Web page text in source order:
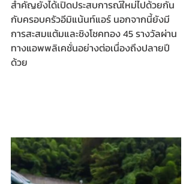
สำคัญยังได้เปิดประสบการณ์ใหม่ไปด้วยกัน
กับครอบครัวอีมิแน้นท์แอร์ นอกจากนี้ยังมี
การสะสมแต้มและชิงโชคทอง 45 รางวัลผ่าน
ทางแอพพลิเคชั่นอย่างต่อเนื่องถึงปลายปี
ด้วย